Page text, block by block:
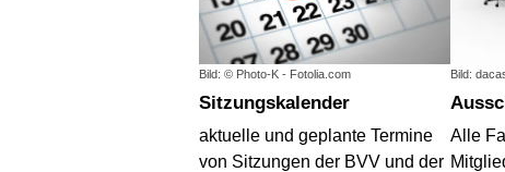
Bild: © Photo-K - Fotolia.com
Sitzungskalender
aktuelle und geplante Termine
von Sitzungen der BVV und der
Bild:
Alle